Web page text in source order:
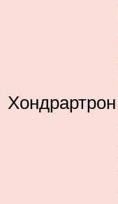
Хондрартрон